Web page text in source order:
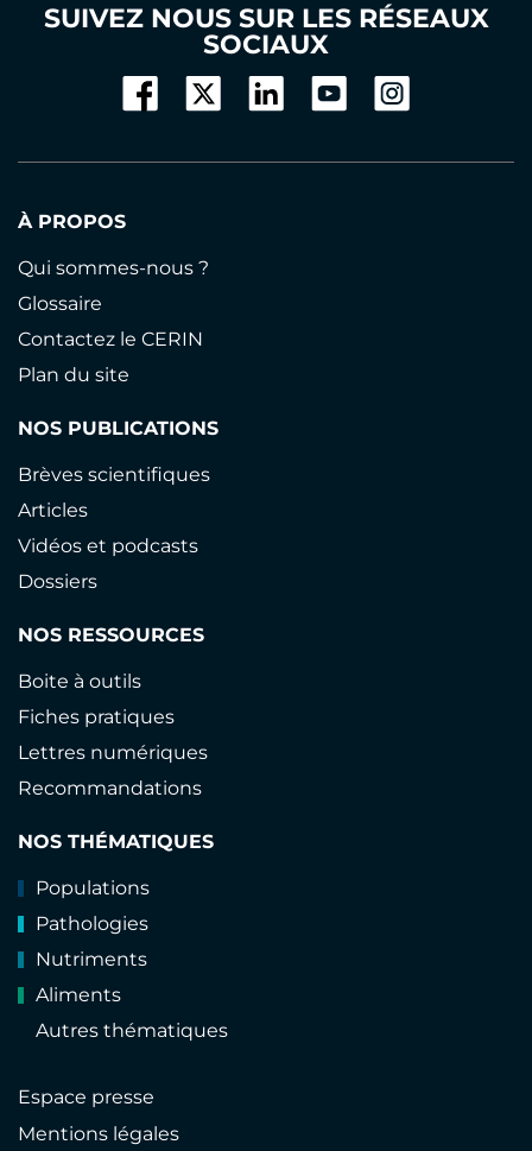
SUIVEZ NOUS SUR LES RÉSEAUX
SOCIAUX
À PROPOS
Qui sommes-nous ?
Glossaire
Contactez le CERIN
Plan du site
NOS PUBLICATIONS
Brèves scientifiques
Articles
Vidéos et podcasts
Dossiers
NOS RESSOURCES
Boite à outils
Fiches pratiques
Lettres numériques
Recommandations
NOS THÉMATIQUES
Populations
Pathologies
Nutriments
Aliments
Autres thématiques
Espace presse
Mentions légales